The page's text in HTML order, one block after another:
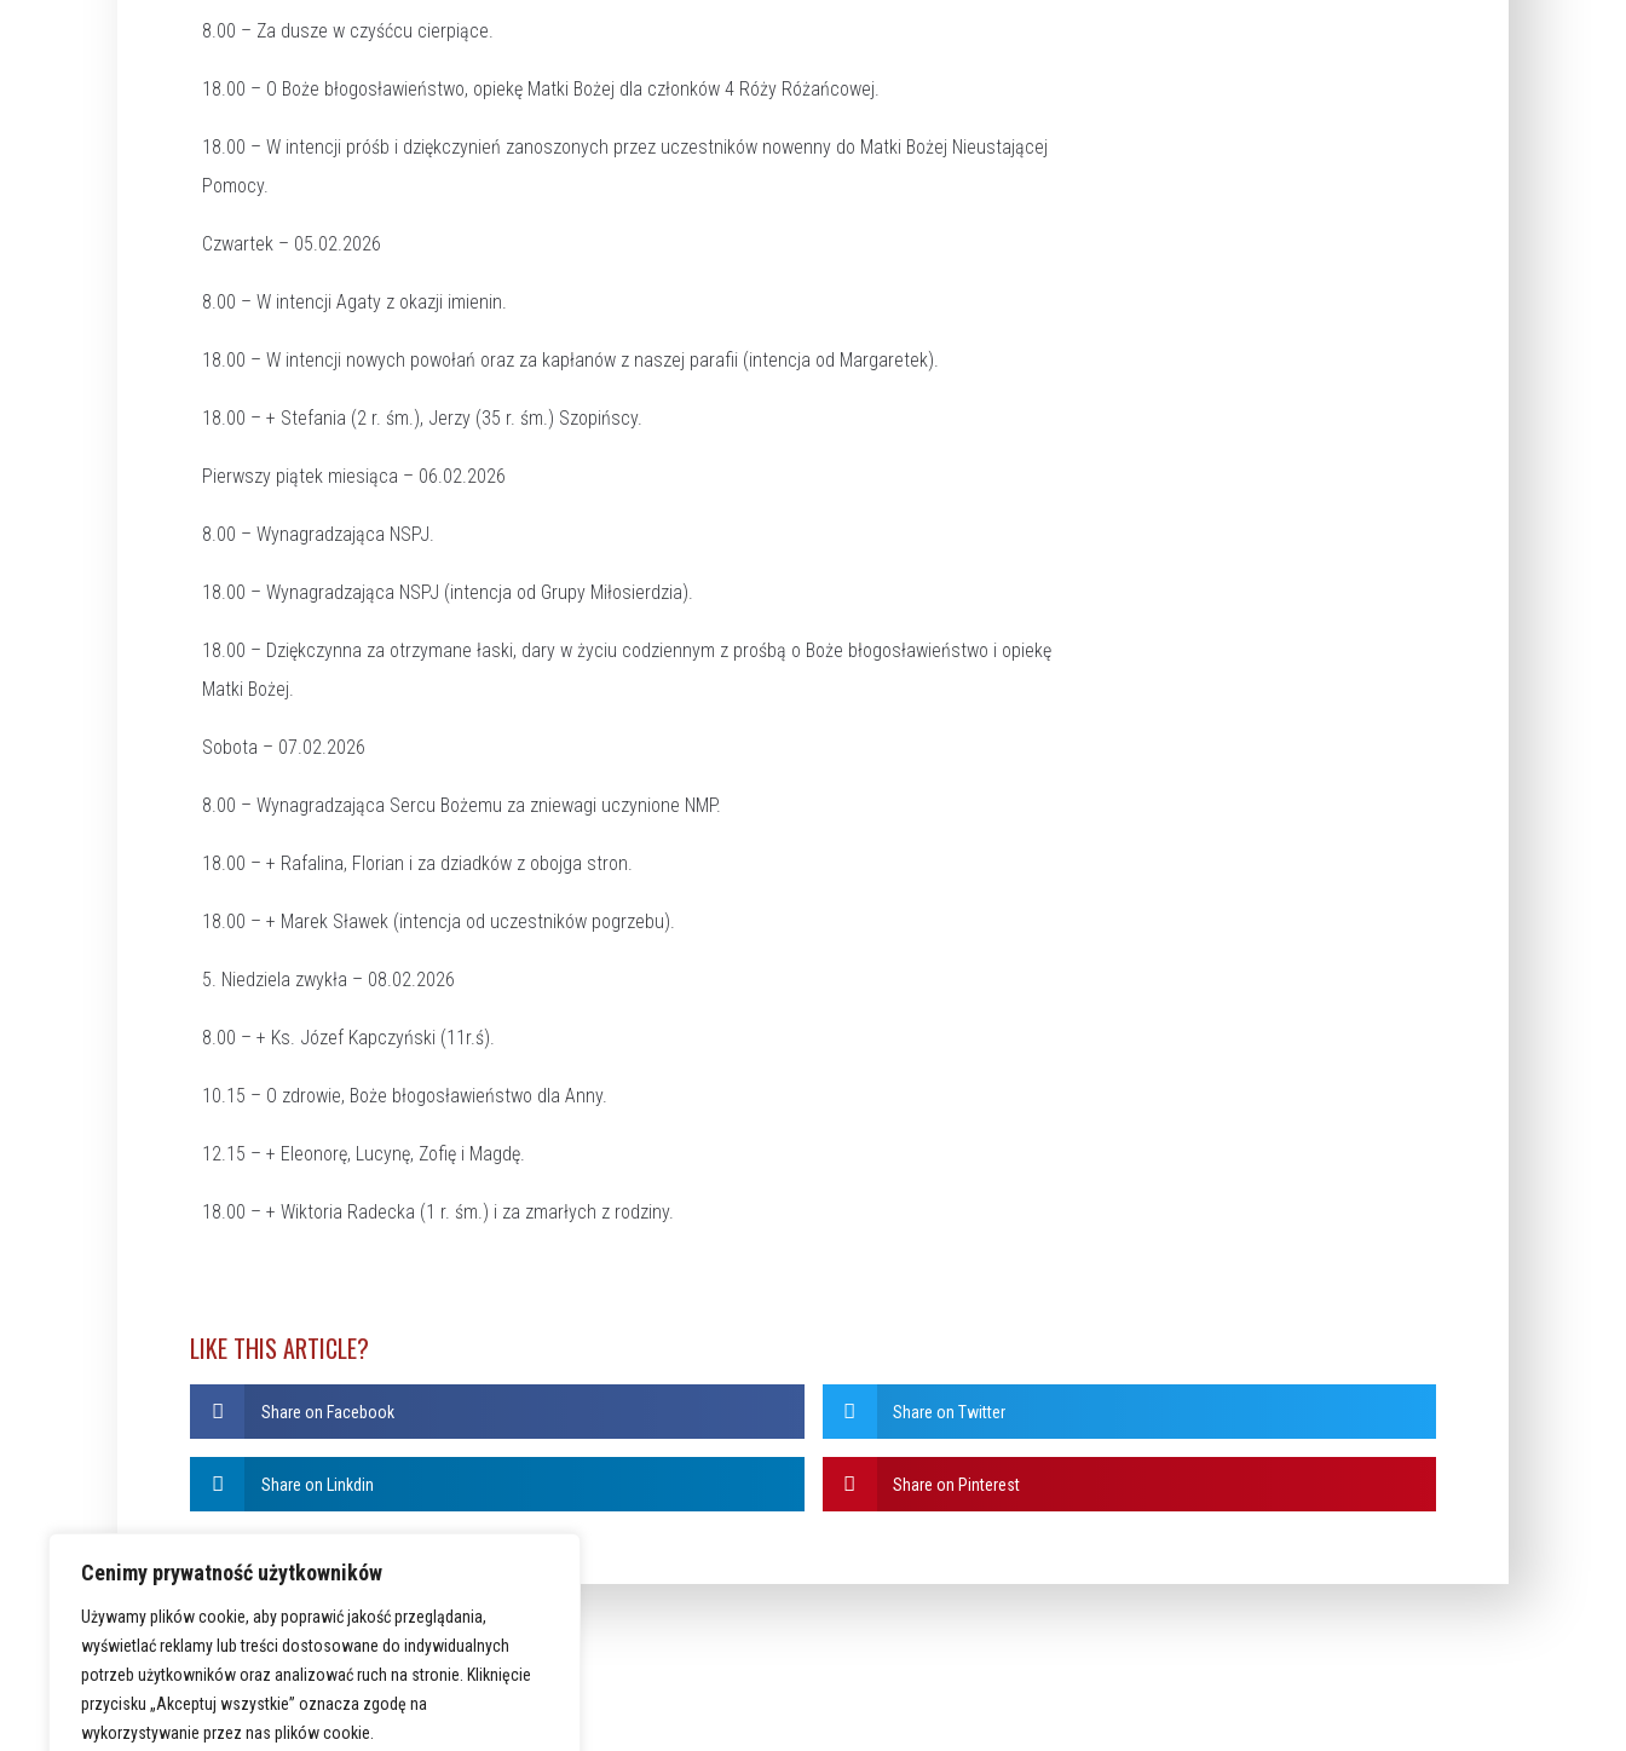
Cenimy prywatność użytkowników
Używamy plików cookie, aby poprawić jakość przeglądania,
wyświetlać reklamy lub treści dostosowane do indywidualnych
potrzeb użytkowników oraz analizować ruch na stronie. Kliknięcie
przycisku „Akceptuj wszystkie” oznacza zgodę na
wykorzystywanie przez nas plików cookie.
8.00 – Za dusze w czyśćcu cierpiące.
18.00 – O Boże błogosławieństwo, opiekę Matki Bożej dla członków 4 Róży Różańcowej.
18.00 – W intencji próśb i dziękczynień zanoszonych przez uczestników nowenny do Matki Bożej Nieustającej
Pomocy.
Czwartek – 05.02.2026
8.00 – W intencji Agaty z okazji imienin.
18.00 – W intencji nowych powołań oraz za kapłanów z naszej parafii (intencja od Margaretek).
18.00 – + Stefania (2 r. śm.), Jerzy (35 r. śm.) Szopińscy.
Pierwszy piątek miesiąca – 06.02.2026
8.00 – Wynagradzająca NSPJ.
18.00 – Wynagradzająca NSPJ (intencja od Grupy Miłosierdzia).
18.00 – Dziękczynna za otrzymane łaski, dary w życiu codziennym z prośbą o Boże błogosławieństwo i opiekę
Matki Bożej.
Sobota – 07.02.2026
8.00 – Wynagradzająca Sercu Bożemu za zniewagi uczynione NMP.
18.00 – + Rafalina, Florian i za dziadków z obojga stron.
18.00 – + Marek Sławek (intencja od uczestników pogrzebu).
5. Niedziela zwykła – 08.02.2026
8.00 – + Ks. Józef Kapczyński (11r.ś).
10.15 – O zdrowie, Boże błogosławieństwo dla Anny.
12.15 – + Eleonorę, Lucynę, Zofię i Magdę.
18.00 – + Wiktoria Radecka (1 r. śm.) i za zmarłych z rodziny.
LIKE THIS ARTICLE?
Share on Facebook Share on Twitter
Share on Linkdin Share on Pinterest